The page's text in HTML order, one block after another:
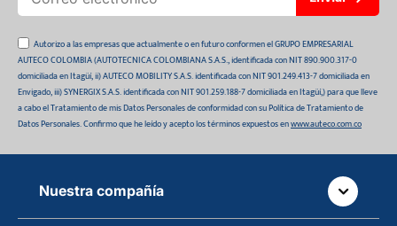
Autorizo a las empresas que actualmente o en futuro conformen el GRUPO EMPRESARIAL
AUTECO COLOMBIA (AUTOTECNICA COLOMBIANA S.A.S., identificada con NIT 890.900.317-0
domiciliada en Itagüí, ii) AUTECO MOBILITY S.A.S. identificada con NIT 901.249.413-7 domiciliada en
Envigado, iii) SYNERGIX S.A.S. identificada con NIT 901.259.188-7 domiciliada en Itagüí,) para que lleve
a cabo el Tratamiento de mis Datos Personales de conformidad con su Política de Tratamiento de
Datos Personales. Confirmo que he leído y acepto los términos expuestos enwww.auteco.com.co
Nuestra compañía
Quiénes somos